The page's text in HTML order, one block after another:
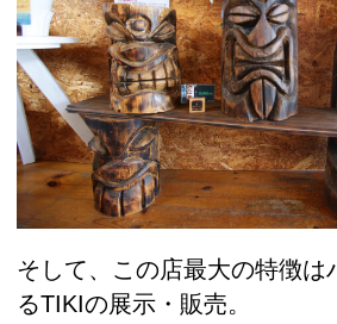
そして、この店最大の特徴は
るTIKIの展示・販売。